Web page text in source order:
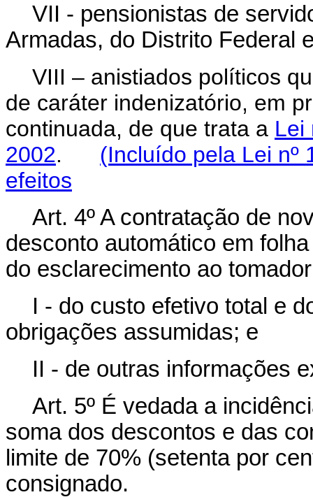
VII - pensionistas de
Armadas, do Distrito Federal
VIII – anistiados políticos
de caráter indenizatório, em
continuada, de que trata a Lei
2002. (Incluído pela Lei nº
efeitos
Art. 4º A contratação de
desconto automático em
do esclarecimento ao
I - do custo efetivo total e
obrigações assumidas; e
II - de outras informações
Art. 5º É vedada a
soma dos descontos e das
limite de 70% (setenta por
consignado.